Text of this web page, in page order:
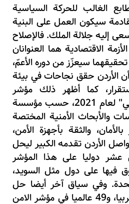
الغالب للحركة السياسية
سيكون العمل على البنية
إليه جلالة الملك. فالإصلاح
الاقتصادية هما العنوانان
تحقيقهما سيعزّز من دوره الأعمّ،
أن الأردن حقق نجاحات في بيئة
كما أظهر ذلك مؤشر
"القانون والنظام العالمي" لعام 2021، حسب مؤسسة
والأبحاث الأمنية المختصة
والثقة بأجهزة الأمن،
الأردن تقدمه الكبير ليحل
عشر دوليا على هذا المؤشر
فيها على دول مثل السويد،
وفي سياق آخر أيضا حل
الأردن بالمركز السابع عربيا، و49 عالميا في مؤشر الامن